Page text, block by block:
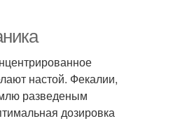
настой. Фекалии,
разведеным
дозировка